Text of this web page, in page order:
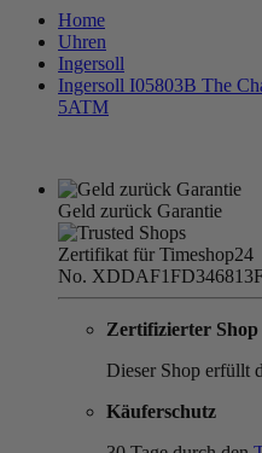
Home
Uhren
Ingersoll
Ingersoll I05803B The
5ATM
Geld zurück Garantie
Zertifikat für Timeshop24
No.
Zertifizierter Shop
Dieser Shop erfüllt
Käuferschutz